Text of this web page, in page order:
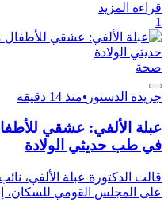
قراءة المزيد
1
صحة
جريدة الدستور •منذ 14 دقيقة
عبلة الألفي: عشقي
في طب حديثي الولادة
قالت الدكتورة عبلة الألفي،
على المجلس القومي